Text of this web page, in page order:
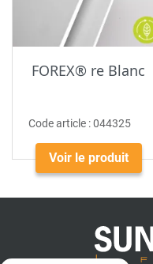
FOREX® re Blanc
Code article :044325
Voir le produit